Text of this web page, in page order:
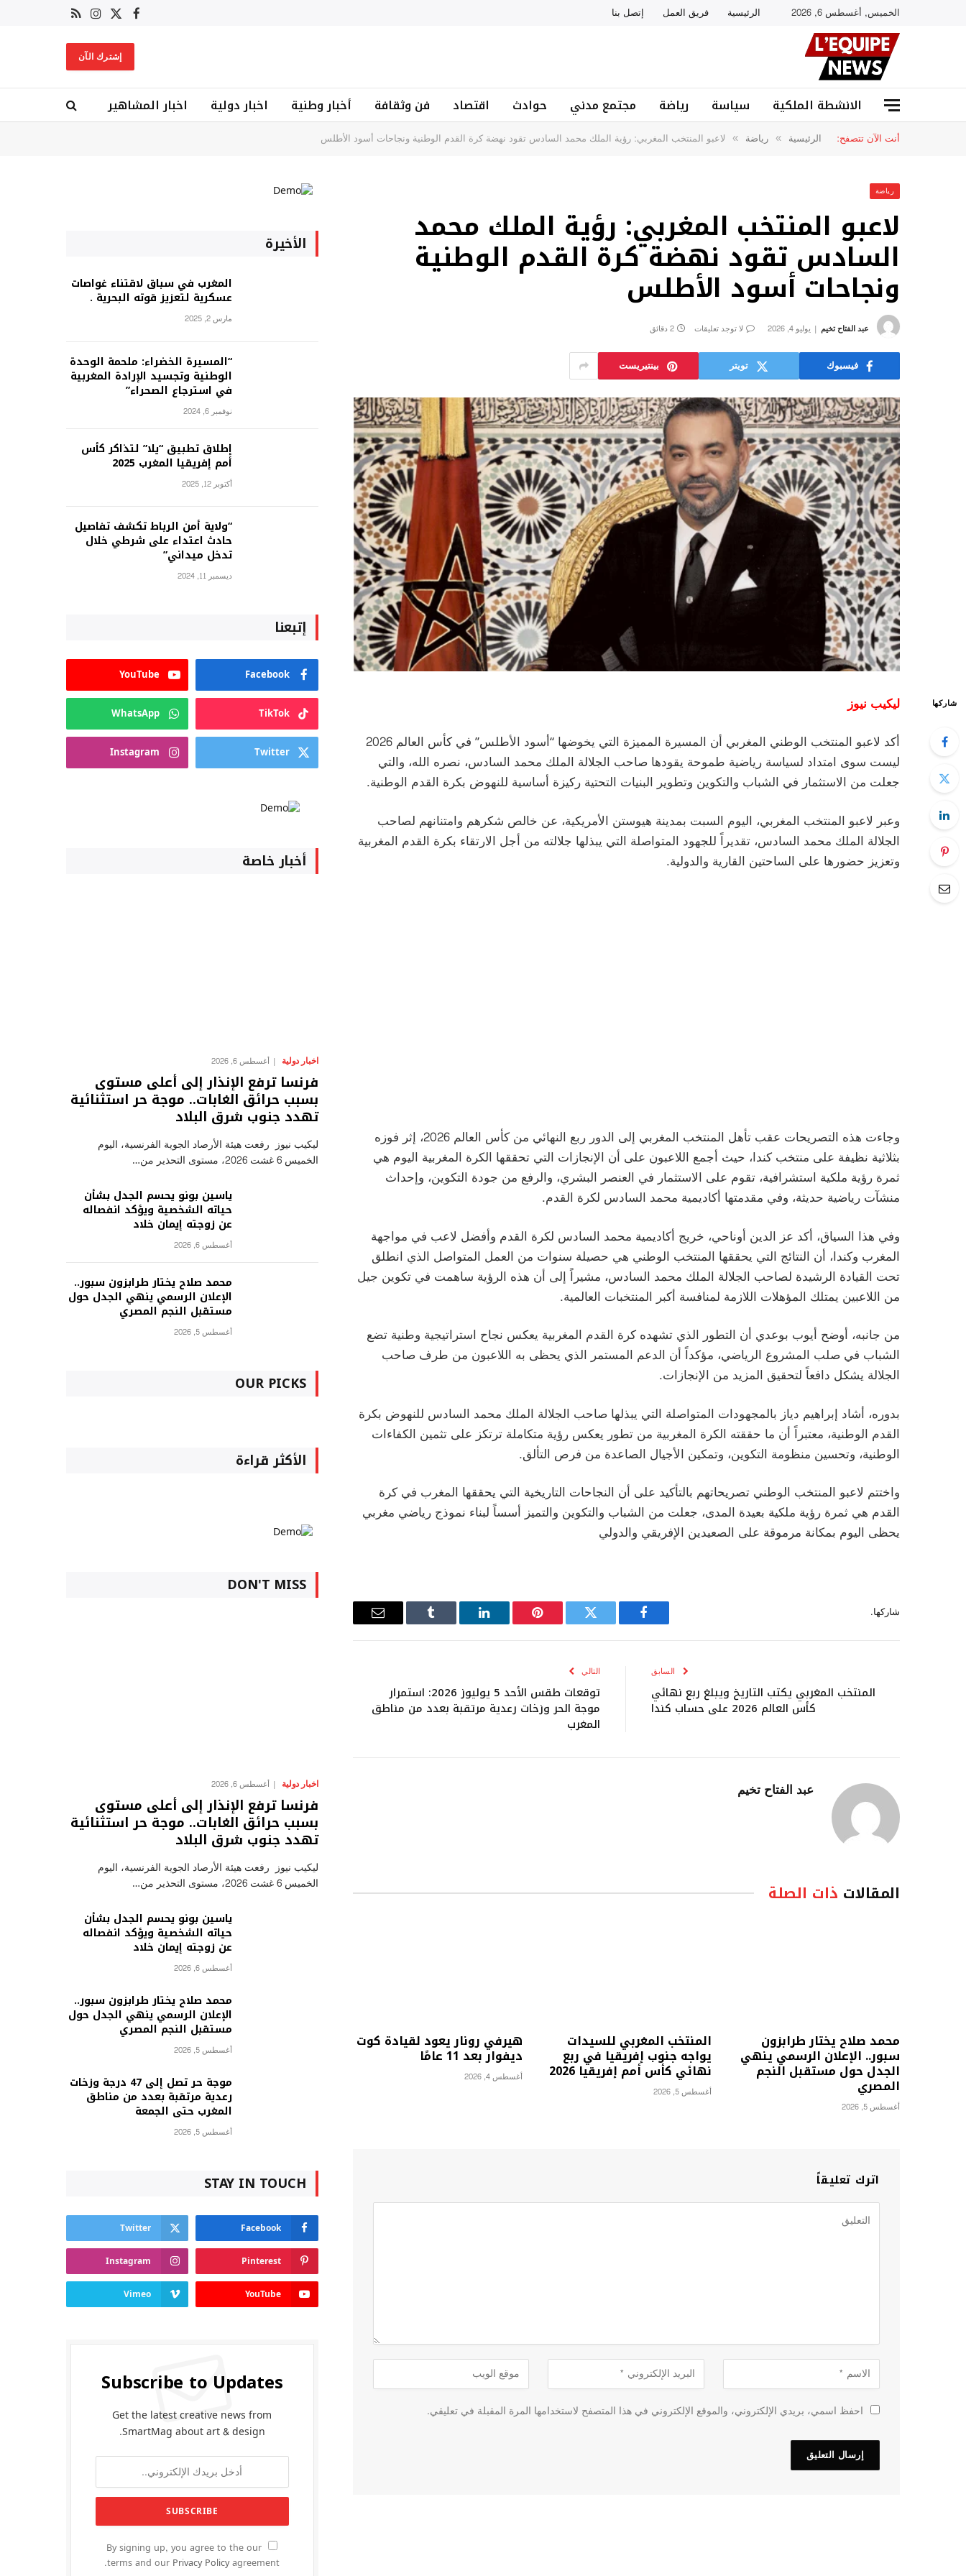
الخميس, أغسطس 6, 2026 الرئيسية فريق العمل إتصل بنا فيسبوك
X
الانستغرام
RSS
إشترك الآن
الانشطة الملكية سياسة رياضة مجتمع مدني حوادث اقتصاد فن وثقافة أخبار وطنية اخبار دولية اخبار المشاهير
أنت الآن تتصفح: الرئيسية » رياضة » لاعبو المنتخب المغربي: رؤية الملك محمد السادس تقود نهضة كرة القدم الوطنية ونجاحات أسود الأطلس
رياضة
لاعبو المنتخب المغربي: رؤية الملك محمد
السادس تقود نهضة كرة القدم الوطنية
ونجاحات أسود الأطلس
عبد الفتاح تخيم يوليو 4, 2026 لا توجد تعليقات 2 دقائق
فيسبوك تويتر بينتيريست
شاركها
ليكيب نيوز
أكد لاعبو المنتخب الوطني المغربي أن المسيرة المميزة التي يخوضها “أسود الأطلس” في كأس العالم 2026
ليست سوى امتداد لسياسة رياضية طموحة يقودها صاحب الجلالة الملك محمد السادس، نصره الله، والتي
جعلت من الاستثمار في الشباب والتكوين وتطوير البنيات التحتية ركيزة أساسية للنهوض بكرة القدم الوطنية.
وعبر لاعبو المنتخب المغربي، اليوم السبت بمدينة هيوستن الأمريكية، عن خالص شكرهم وامتنانهم لصاحب
الجلالة الملك محمد السادس، تقديراً للجهود المتواصلة التي يبذلها جلالته من أجل الارتقاء بكرة القدم المغربية
وتعزيز حضورها على الساحتين القارية والدولية.
وجاءت هذه التصريحات عقب تأهل المنتخب المغربي إلى الدور ربع النهائي من كأس العالم 2026، إثر فوزه
بثلاثية نظيفة على منتخب كندا، حيث أجمع اللاعبون على أن الإنجازات التي تحققها الكرة المغربية اليوم هي
ثمرة رؤية ملكية استشرافية، تقوم على الاستثمار في العنصر البشري، والرفع من جودة التكوين، وإحداث
منشآت رياضية حديثة، وفي مقدمتها أكاديمية محمد السادس لكرة القدم.
وفي هذا السياق، أكد عز الدين أوناحي، خريج أكاديمية محمد السادس لكرة القدم وأفضل لاعب في مواجهة
المغرب وكندا، أن النتائج التي يحققها المنتخب الوطني هي حصيلة سنوات من العمل المتواصل الذي انطلق
تحت القيادة الرشيدة لصاحب الجلالة الملك محمد السادس، مشيراً إلى أن هذه الرؤية ساهمت في تكوين جيل
من اللاعبين يمتلك المؤهلات اللازمة لمنافسة أكبر المنتخبات العالمية.
من جانبه، أوضح أيوب بوعدي أن التطور الذي تشهده كرة القدم المغربية يعكس نجاح استراتيجية وطنية تضع
الشباب في صلب المشروع الرياضي، مؤكداً أن الدعم المستمر الذي يحظى به اللاعبون من طرف صاحب
الجلالة يشكل دافعاً لتحقيق المزيد من الإنجازات.
بدوره، أشاد إبراهيم دياز بالمجهودات المتواصلة التي يبذلها صاحب الجلالة الملك محمد السادس للنهوض بكرة
القدم الوطنية، معتبراً أن ما حققته الكرة المغربية من تطور يعكس رؤية متكاملة ترتكز على تثمين الكفاءات
الوطنية، وتحسين منظومة التكوين، وتمكين الأجيال الصاعدة من فرص التألق.
واختتم لاعبو المنتخب الوطني تصريحاتهم بالتأكيد على أن النجاحات التاريخية التي يحققها المغرب في كرة
القدم هي ثمرة رؤية ملكية بعيدة المدى، جعلت من الشباب والتكوين والتميز أسساً لبناء نموذج رياضي مغربي
يحظى اليوم بمكانة مرموقة على الصعيدين الإفريقي والدولي
شاركها.
فيسبوك تويتر بينتيريستلينكدإن Tumblr
البريد
السابق
المنتخب المغربي يكتب التاريخ ويبلغ ربع نهائي
كأس العالم 2026 على حساب كندا
التالي
توقعات طقس الأحد 5 يوليوز 2026: استمرار
موجة الحر وزخات رعدية مرتقبة بعدد من مناطق
المغرب
عبد الفتاح تخيم
المقالات ذات الصلة
محمد صلاح يختار طرابزون
سبور.. الإعلان الرسمي ينهي
الجدل حول مستقبل النجم
المصري
أغسطس 5, 2026
المنتخب المغربي للسيدات
يواجه جنوب إفريقيا في ربع
نهائي كأس أمم إفريقيا 2026
أغسطس 5, 2026
هيرفي رونار يعود لقيادة كوت
ديفوار بعد 11 عامًا
أغسطس 4, 2026
اترك تعليقاً
احفظ اسمي، بريدي الإلكتروني، والموقع الإلكتروني في هذا المتصفح لاستخدامها المرة المقبلة في تعليقي.
الأخيرة
المغرب في سباق لاقتناء غواصات
عسكرية لتعزيز قوته البحرية .
مارس 2, 2025
“المسيرة الخضراء: ملحمة الوحدة
الوطنية وتجسيد الإرادة المغربية
في استرجاع الصحراء”
نوفمبر 6, 2024
إطلاق تطبيق “يلا” لتذاكر كأس
أمم إفريقيا المغرب 2025
أكتوبر 12, 2025
“ولاية أمن الرباط تكشف تفاصيل
حادث اعتداء على شرطي خلال
تدخل ميداني”
ديسمبر 11, 2024
إتبعنا
Facebook
YouTube
TikTok
WhatsApp
Twitter
Instagram
أخبار خاصة
اخبار دولية أغسطس 6, 2026
فرنسا ترفع الإنذار إلى أعلى مستوى
بسبب حرائق الغابات.. موجة حر استثنائية
تهدد جنوب شرق البلاد
ليكيب نيوز رفعت هيئة الأرصاد الجوية الفرنسية، اليوم
الخميس 6 غشت 2026، مستوى التحذير من…
ياسين بونو يحسم الجدل بشأن
حياته الشخصية ويؤكد انفصاله
عن زوجته إيمان خلاد
أغسطس 6, 2026
محمد صلاح يختار طرابزون سبور..
الإعلان الرسمي ينهي الجدل حول
مستقبل النجم المصري
أغسطس 5, 2026
OUR PICKS
الأكثر قراءة
DON'T MISS
اخبار دولية أغسطس 6, 2026
فرنسا ترفع الإنذار إلى أعلى مستوى
بسبب حرائق الغابات.. موجة حر استثنائية
تهدد جنوب شرق البلاد
ليكيب نيوز رفعت هيئة الأرصاد الجوية الفرنسية، اليوم
الخميس 6 غشت 2026، مستوى التحذير من…
ياسين بونو يحسم الجدل بشأن
حياته الشخصية ويؤكد انفصاله
عن زوجته إيمان خلاد
أغسطس 6, 2026
محمد صلاح يختار طرابزون سبور..
الإعلان الرسمي ينهي الجدل حول
مستقبل النجم المصري
أغسطس 5, 2026
موجة حر تصل إلى 47 درجة وزخات
رعدية مرتقبة بعدد من مناطق
المغرب حتى الجمعة
أغسطس 5, 2026
STAY IN TOUCH
Facebook
Twitter
Pinterest
Instagram
YouTube
Vimeo
Subscribe to Updates
Get the latest creative news from
SmartMag about art & design.
By signing up, you agree to the our
terms and our Privacy Policyagreement.